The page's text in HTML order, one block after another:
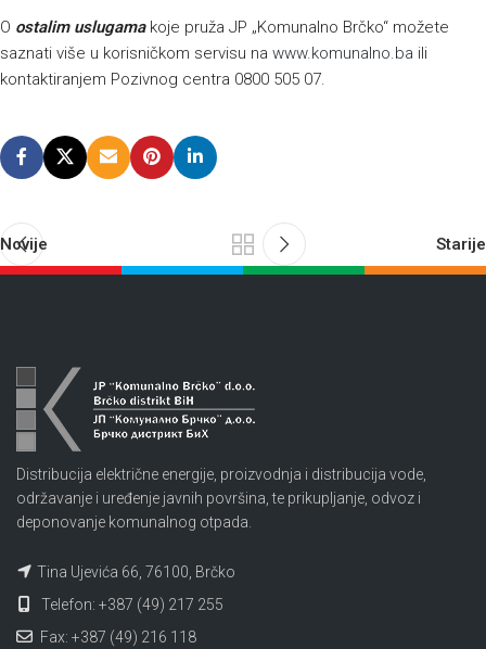
O ostalim uslugamakoje pruža JP „Komunalno Brčko“ možete
saznati više u korisničkom servisu na www.komunalno.ba ili
kontaktiranjem Pozivnog centra 0800 505 07.
Novije Starije
Distribucija električne energije, proizvodnja i distribucija vode,
održavanje i uređenje javnih površina, te prikupljanje, odvoz i
deponovanje komunalnog otpada.
Tina Ujevića 66, 76100, Brčko
Telefon: +387 (49) 217 255
Fax: +387 (49) 216 118